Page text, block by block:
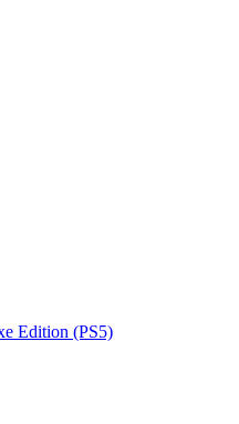
Edition (PS5)